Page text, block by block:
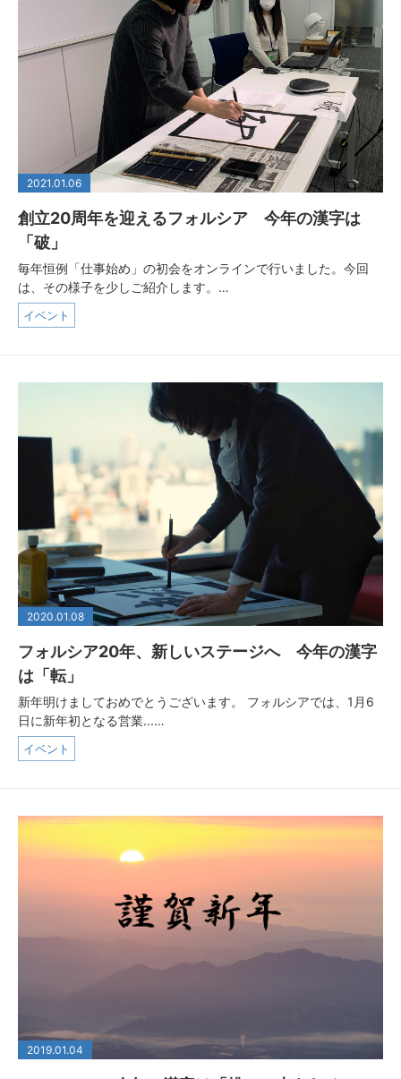
2021.01.06
創立20周年を迎えるフォルシア 今年の漢字は
「破」
毎年恒例「仕事始め」の初会をオンラインで行いました。今回
は、その様子を少しご紹介します。…
イベント
2020.01.08
フォルシア20年、新しいステージへ 今年の漢字
は「転」
新年明けましておめでとうございます。 フォルシアでは、1月6
日に新年初となる営業...…
イベント
2019.01.04